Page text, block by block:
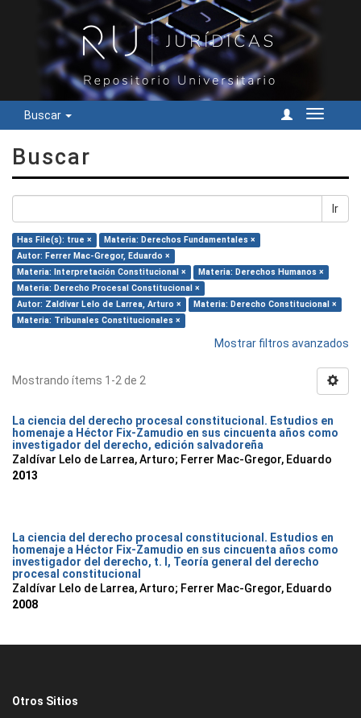
Buscar
Cambiar
Buscar
Ir
Has File(s): true ×
Materia: Derechos Fundamentales ×
Autor: Ferrer Mac-Gregor, Eduardo ×
Materia: Interpretación Constitucional ×
Materia: Derechos Humanos ×
Materia: Derecho Procesal Constitucional ×
Autor: Zaldívar Lelo de Larrea, Arturo ×
Materia: Derecho Constitucional ×
Materia: Tribunales Constitucionales ×
Mostrar filtros avanzados
Mostrando ítems 1-2 de 2
La ciencia del derecho procesal constitucional. Estudios en
homenaje a Héctor Fix-Zamudio en sus cincuenta años como
investigador del derecho, edición salvadoreña
Zaldívar Lelo de Larrea, Arturo; Ferrer Mac-Gregor, Eduardo
2013
La ciencia del derecho procesal constitucional. Estudios en
homenaje a Héctor Fix-Zamudio en sus cincuenta años como
investigador del derecho, t. I, Teoría general del derecho
procesal constitucional
Zaldívar Lelo de Larrea, Arturo; Ferrer Mac-Gregor, Eduardo
2008
Otros Sitios